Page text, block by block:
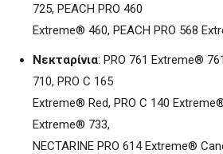
725, PEACH PRO 460
Extreme® 460, PEACH PRO 568
Νεκταρίνια: PRO 761 Extreme®
710, PRO C 165
Extreme® Red, PRO C 140
Extreme® 733,
NECTARINE PRO 614 Extreme®